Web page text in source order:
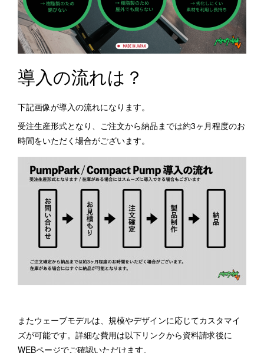
導入の流れは？
下記画像が導入の流れになります。
受注生産形式となり、ご注文から納品までは約3ヶ月程度のお
時間をいただく場合がございます。
またウェーブモデルは、規模やデザインに応じてカスタマイ
ズが可能です。詳細な費用は以下リンクから資料請求後に
WEBページでご確認いただけます。